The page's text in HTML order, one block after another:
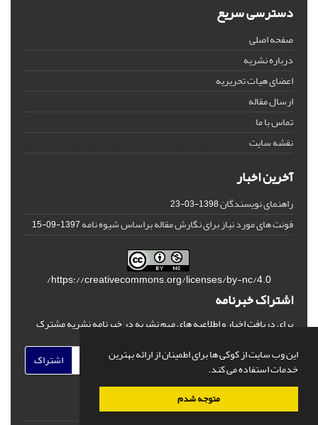
این وب سایت از کوکی ها برای اطمینان از ارائه بهترین
خدمات استفاده می کند.
متوجه شدم
دسترسی سریع
صفحه اصلی
درباره نشریه
اعضای هیات تحریریه
ارسال مقاله
تماس با ما
نقشه سایت
آخرین اخبار
راهنمای نویسندگان1398-03-23
فونت های مورد نیاز برای نگارش مقاله براساس شیوه نامه1397-09-15
https://creativecommons.org/licenses/by-nc/4.0/
اشتراک خبرنامه
برای دریافت اخبار و اطلاعیه های مهم نشریه در خبرنامه نشریه مشترک
اشتراک